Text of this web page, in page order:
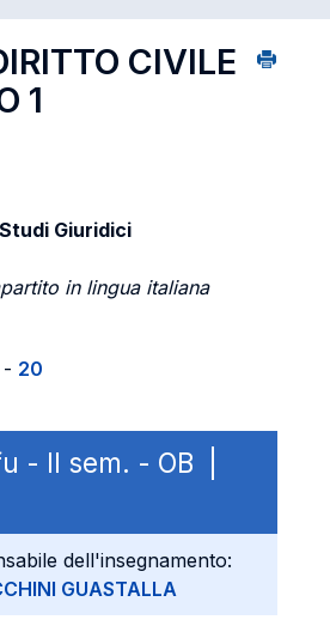
CIVILE
1
Giuridici
in lingua italiana
- 20
- II sem. - OB |
dell'insegnamento:
GUASTALLA